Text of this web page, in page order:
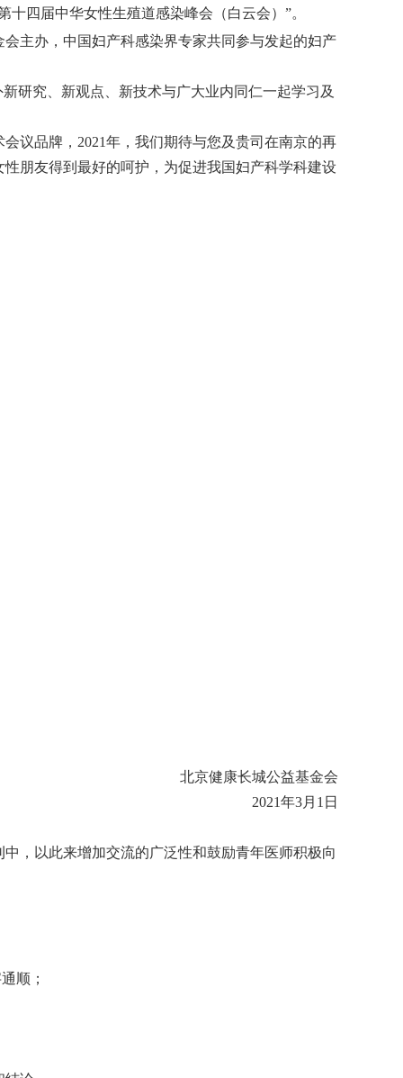
十四届中华女性生殖道感染峰会（白云会）”。
主办，中国妇产科感染界专家共同参与发起的妇产
研究、新观点、新技术与广大业内同仁一起学习及
议品牌，2021年，我们期待与您及贵司在南京的再
朋友得到最好的呵护，为促进我国妇产科学科建设
北京健康长城公益基金会
2021年3月1日
，以此来增加交流的广泛性和鼓励青年医师积极向
顺；